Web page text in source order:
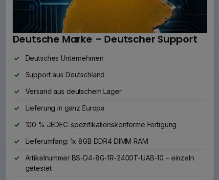
Deutsche Marke – Deutscher Support
Deutsches Unternehmen
Support aus Deutschland
Versand aus deutschem Lager
Lieferung in ganz Europa
100 % JEDEC-spezifikationskonforme Fertigung
Lieferumfang: 1x 8GB DDR4 DIMM RAM
Artikelnummer BS-D4-8G-1R-2400T-UAB-10 – einzeln
getestet